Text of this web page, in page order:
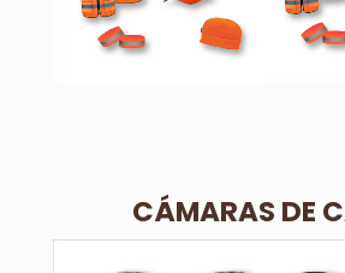
CÁMARAS DE